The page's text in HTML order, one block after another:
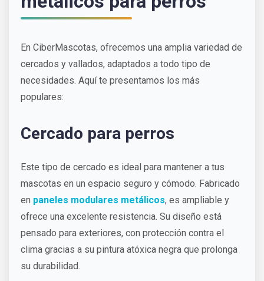
En CiberMascotas, ofrecemos una amplia variedad de
cercados y vallados, adaptados a todo tipo de
necesidades. Aquí te presentamos los más
populares:
Cercado para perros
Este tipo de cercado es ideal para mantener a tus
mascotas en un espacio seguro y cómodo. Fabricado
en paneles modulares metálicos, es ampliable y
ofrece una excelente resistencia. Su diseño está
pensado para exteriores, con protección contra el
clima gracias a su pintura atóxica negra que prolonga
su durabilidad.